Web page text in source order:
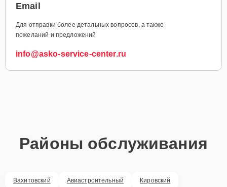
Email
Для отправки более детальных вопросов, а также
пожеланий и предложений
info@asko-service-center.ru
Районы обслуживания
Вахитовский Авиастроительный Кировский